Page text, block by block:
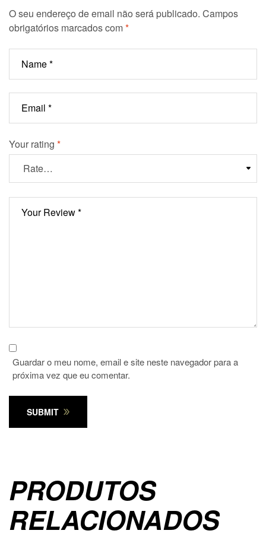
O seu endereço de email não será publicado. Campos
obrigatórios marcados com*
Your rating *
Guardar o meu nome, email e site neste navegador para a
próxima vez que eu comentar.
SUBMIT
PRODUTOS
RELACIONADOS